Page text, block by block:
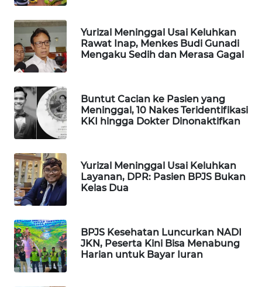
Yurizal Meninggal Usai Keluhkan
Rawat Inap, Menkes Budi Gunadi
Mengaku Sedih dan Merasa Gagal
Buntut Cacian ke Pasien yang
Meninggal, 10 Nakes Teridentifikasi
KKI hingga Dokter Dinonaktifkan
Yurizal Meninggal Usai Keluhkan
Layanan, DPR: Pasien BPJS Bukan
Kelas Dua
BPJS Kesehatan Luncurkan NADI
JKN, Peserta Kini Bisa Menabung
Harian untuk Bayar Iuran
WAHANA
HEALTH
WAHANA
WISATA
LAPAK
WAHANA
Wahana
Network
KONSUMEN
LISTRIK
MASYARAKAT
KELISTRIKAN